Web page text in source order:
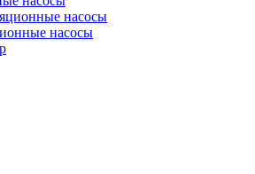
насосы